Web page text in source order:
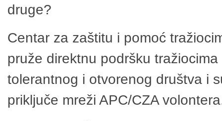
druge?
Centar za zaštitu i pomoć
pruže direktnu podršku
tolerantnog i otvorenog društva i
priključe mreži APC/CZA